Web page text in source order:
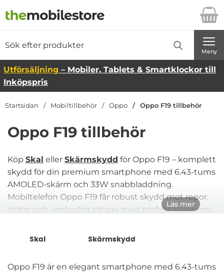
Startsidan för Danira Telecom AB
Meny
Utförsäljning – Mobiler, Tablets & Smartklockor till
Inköpspris
Startsidan Mobiltillbehör Oppo Oppo F19 tillbehör
Oppo F19 tillbehör
Läs mer
Köp Skal eller Skärmskydd för Oppo F19 – komplett
skydd för din premium smartphone med 6.43-tums
AMOLED-skärm och 33W snabbladdning.
Mobiltelefon Oppo F19 får robust skydd mot repor,
stötar och vardagligt slitage med perfekt passform.
mobil med högkvalitativa skyddslösningar.
Skal Skärmskydd
Oppo F19 är en elegant smartphone med 6.43-tums